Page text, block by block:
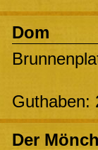
Dom
Guthaben:
Der